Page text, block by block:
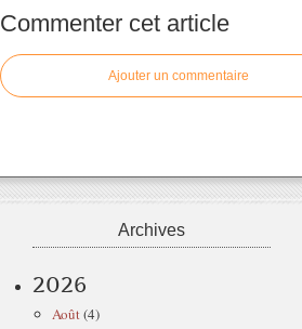
Commenter cet article
Ajouter un commentaire
Archives
2026
Août(4)